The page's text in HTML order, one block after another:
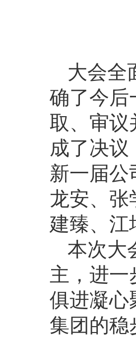
大会全
确了今后
取、审议
成了决
新一届公
龙安、张
建臻、江
本次大
主，进
俱进凝心
集团的稳